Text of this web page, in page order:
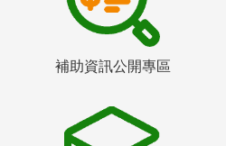
補助資訊公開專區